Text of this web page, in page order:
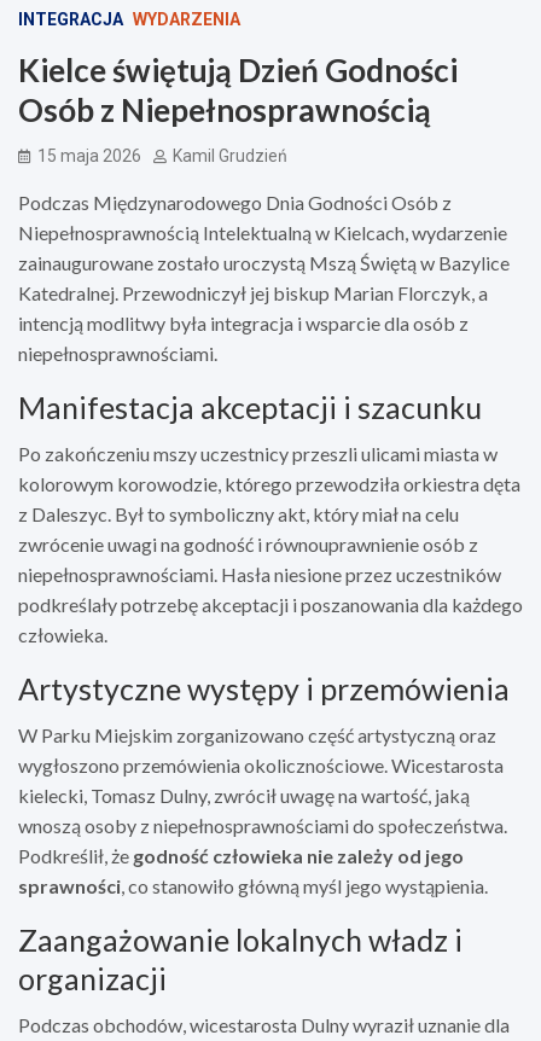
INTEGRACJA WYDARZENIA
Kielce świętują Dzień Godności
Osób z Niepełnosprawnością
15 maja 2026 Kamil Grudzień
Podczas Międzynarodowego Dnia Godności Osób z
Niepełnosprawnością Intelektualną w Kielcach, wydarzenie
zainaugurowane zostało uroczystą Mszą Świętą w Bazylice
Katedralnej. Przewodniczył jej biskup Marian Florczyk, a
intencją modlitwy była integracja i wsparcie dla osób z
niepełnosprawnościami.
Manifestacja akceptacji i szacunku
Po zakończeniu mszy uczestnicy przeszli ulicami miasta w
kolorowym korowodzie, którego przewodziła orkiestra dęta
z Daleszyc. Był to symboliczny akt, który miał na celu
zwrócenie uwagi na godność i równouprawnienie osób z
niepełnosprawnościami. Hasła niesione przez uczestników
podkreślały potrzebę akceptacji i poszanowania dla każdego
człowieka.
Artystyczne występy i przemówienia
W Parku Miejskim zorganizowano część artystyczną oraz
wygłoszono przemówienia okolicznościowe. Wicestarosta
kielecki, Tomasz Dulny, zwrócił uwagę na wartość, jaką
wnoszą osoby z niepełnosprawnościami do społeczeństwa.
Podkreślił, że godność człowieka nie zależy od jego
sprawności , co stanowiło główną myśl jego wystąpienia.
Zaangażowanie lokalnych władz i
organizacji
Podczas obchodów, wicestarosta Dulny wyraził uznanie dla